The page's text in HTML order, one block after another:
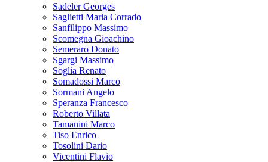
Sadeler Georges
Saglietti Maria Corrado
Sanfilippo Massimo
Scomegna Gioachino
Semeraro Donato
Sgargi Massimo
Soglia Renato
Somadossi Marco
Sormani Angelo
Speranza Francesco
Roberto Villata
Tamanini Marco
Tiso Enrico
Tosolini Dario
Vicentini Flavio